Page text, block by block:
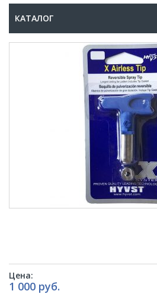
КАТАЛОГ
Цена:
1 000 руб.